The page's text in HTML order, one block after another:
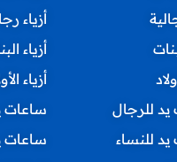
للرجال
للنساء
أزياء
أزياء
أزياء
ساعات
ساعات